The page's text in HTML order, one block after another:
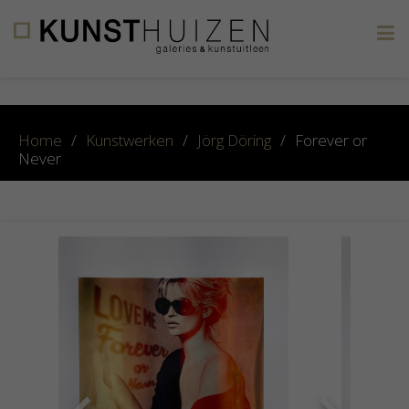
Home / Kunstwerken / Jörg Döring / Forever or
Never